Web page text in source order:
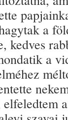
a
kedves
a